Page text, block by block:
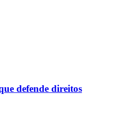
defende direitos